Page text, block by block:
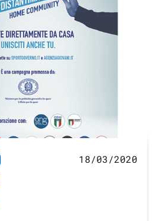
18/03/2020